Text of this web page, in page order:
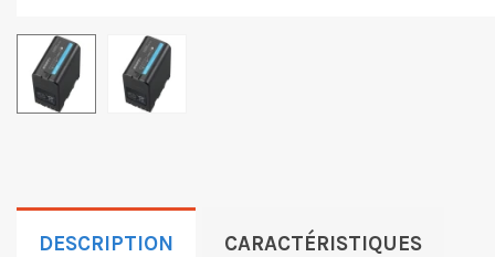
DESCRIPTION CARACTÉRISTIQUES